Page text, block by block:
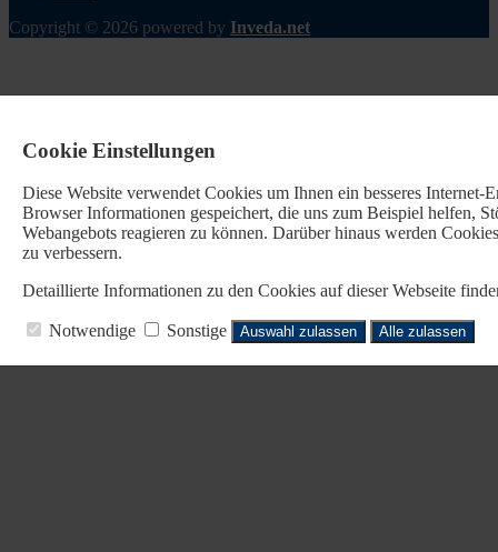
Copyright © 2026 powered by Inveda.net
Cookie Einstellungen
Diese Website verwendet Cookies um Ihnen ein besseres
Browser Informationen gespeichert, die uns zum Beispiel helfen,
Webangebots reagieren zu können. Darüber hinaus werden
zu verbessern.
Detaillierte Informationen zu den Cookies auf dieser Webseite
Notwendige Sonstige Auswahl zulassen Alle zulassen